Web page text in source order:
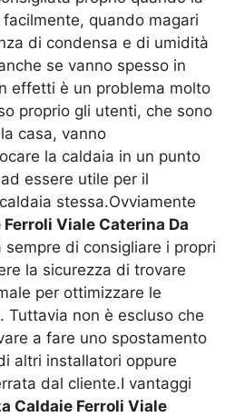
quando magari
di condensa e di umidità
se vanno spesso in
effetti è un problema molto
proprio gli utenti, che sono
casa, vanno
la caldaia in un punto
essere utile per il
stessa.Ovviamente
Viale Caterina Da
sempre di consigliare i propri
la sicurezza di trovare
per ottimizzare le
Tuttavia non è escluso che
a fare uno spostamento
altri installatori oppure
dal cliente.I vantaggi
Caldaie Ferroli Viale